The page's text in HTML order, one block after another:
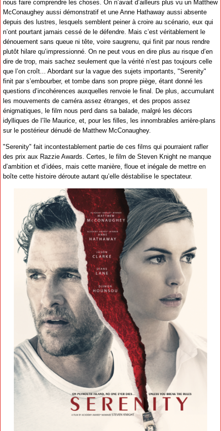
nous faire comprendre les choses. On n’avait d’ailleurs plus vu un Matthew
McConaughey aussi démonstratif et une Anne Hathaway aussi absente
depuis des lustres, lesquels semblent peiner à croire au scénario, eux qui
n’ont pourtant jamais cessé de le défendre. Mais c’est véritablement le
dénouement sans queue ni tête, voire saugrenu, qui finit par nous rendre
plutôt hilare qu’impressionné. On ne peut vous en dire plus au risque d’en
dire de trop, mais sachez seulement que la vérité n’est pas toujours celle
que l’on croît... Abordant sur la vague des sujets importants, "Serenity"
finit par s’embourber, et tombe dans son propre piège, étant donné les
questions d’incohérences auxquelles renvoie le final. De plus, accumulant
les mouvements de caméra assez étranges, et des propos assez
énigmatiques, le film nous perd dans sa balade, malgré les décors
idylliques de l’île Maurice, et, pour les filles, les innombrables arrière-plans
sur le postérieur dénudé de Matthew McConaughey.
"Serenity" fait incontestablement partie de ces films qui pourraient rafler
des prix aux Razzie Awards. Certes, le film de Steven Knight ne manque
d’ambition et d’idées, mais cette manière, floue et inégale de mettre en
boîte cette histoire déroute autant qu’elle déstabilise le spectateur.